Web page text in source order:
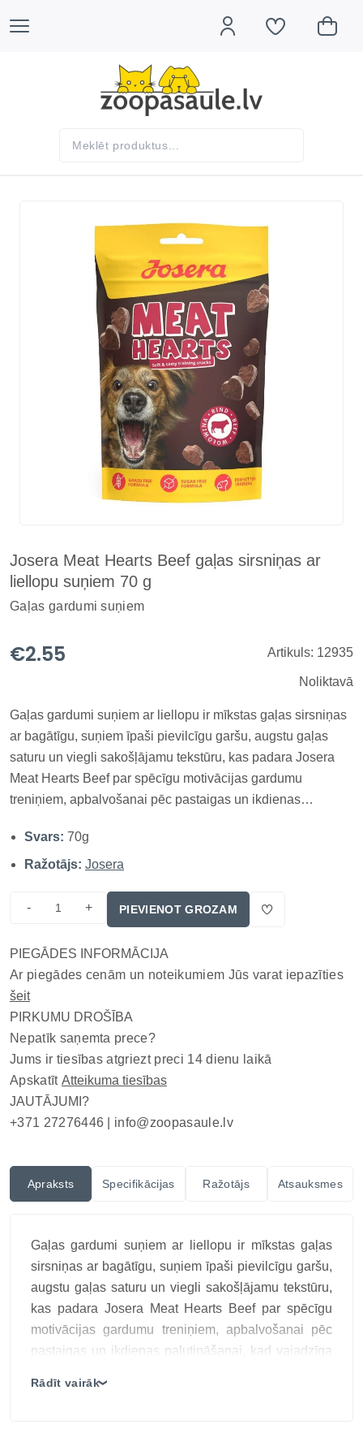
Josera Meat Hearts Beef gaļas sirsniņas ar
liellopu suņiem 70 g
Gaļas gardumi suņiem
€2.55 Artikuls: 12935
Noliktavā
Gaļas gardumi suņiem ar liellopu ir mīkstas gaļas sirsniņas
ar bagātīgu, suņiem īpaši pievilcīgu garšu, augstu gaļas
saturu un viegli sakošļājamu tekstūru, kas padara Josera
Meat Hearts Beef par spēcīgu motivācijas gardumu
treniņiem, apbalvošanai pēc pastaigas un ikdienas
ērtu porcijas izmēru. Mīksti, nelieli kumosiņi ar 90% gaļas,
tai skait...
Svars: 70g
Ražotājs: Josera
- + PIEVIENOT GROZAM
PIEGĀDES INFORMĀCIJA
Ar piegādes cenām un noteikumiem Jūs varat iepazīties
šeit
PIRKUMU DROŠĪBA
Nepatīk saņemta prece?
Jums ir tiesības atgriezt preci 14 dienu laikā
Apskatīt Atteikuma tiesības
JAUTĀJUMI?
+371 27276446 | info@zoopasaule.lv
Apraksts Specifikācijas Ražotājs Atsauksmes
Gaļas gardumi suņiem ar liellopu ir mīkstas gaļas
sirsniņas ar bagātīgu, suņiem īpaši pievilcīgu garšu,
augstu gaļas saturu un viegli sakošļājamu tekstūru,
kas padara Josera Meat Hearts Beef par spēcīgu
motivācijas gardumu treniņiem, apbalvošanai pēc
pastaigas un ikdienas palutināšanai, kad vajadzīga
Rādīt vairāk❯